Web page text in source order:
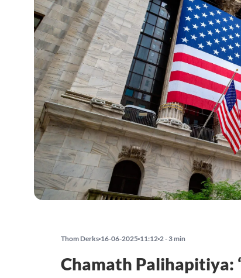
Thom Derks 16-06-2025 11:12 2 - 3 min
Chamath Palihapitiya: